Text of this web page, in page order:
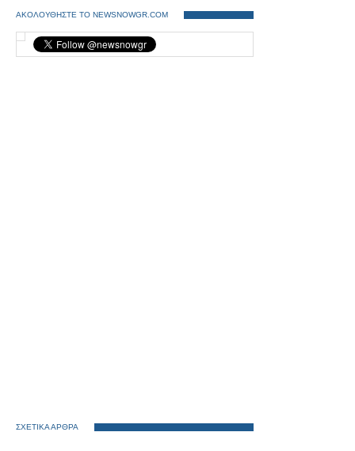
ΑΚΟΛΟΥΘΗΣΤΕ ΤΟ NEWSNOWGR.COM
ΣΧΕΤΙΚΑ ΑΡΘΡΑ